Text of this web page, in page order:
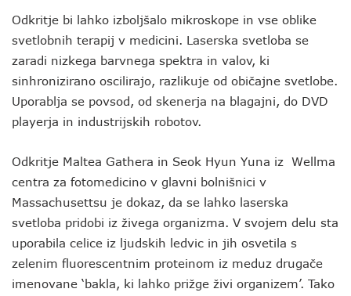
Odkritje bi lahko izboljšalo mikroskope in vse oblike
svetlobnih terapij v medicini. Laserska svetloba se
zaradi nizkega barvnega spektra in valov, ki
sinhronizirano oscilirajo, razlikuje od običajne svetlobe.
Uporablja se povsod, od skenerja na blagajni, do DVD
playerja in industrijskih robotov.
Odkritje Maltea Gathera in Seok Hyun Yuna iz Wellma
centra za fotomedicino v glavni bolnišnici v
Massachusettsu je dokaz, da se lahko laserska
svetloba pridobi iz živega organizma. V svojem delu sta
uporabila celice iz ljudskih ledvic in jih osvetila s
zelenim fluorescentnim proteinom iz meduz drugače
imenovane ‘bakla, ki lahko prižge živi organizem’. Tako